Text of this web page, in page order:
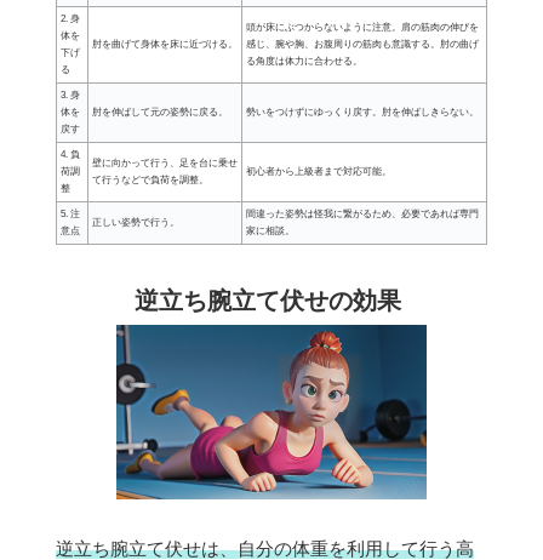
2. 身
体を
下げ
る
肘を曲げて身体を床に近づける。
頭が床にぶつからないように注意。肩の筋肉の伸びを
感じ、腕や胸、お腹周りの筋肉も意識する。肘の曲げ
る角度は体力に合わせる。
3. 身
体を
戻す
肘を伸ばして元の姿勢に戻る。 勢いをつけずにゆっくり戻す。肘を伸ばしきらない。
4. 負
荷調
整
壁に向かって行う、足を台に乗せ
て行うなどで負荷を調整。
初心者から上級者まで対応可能。
5. 注
意点
正しい姿勢で行う。
間違った姿勢は怪我に繋がるため、必要であれば専門
家に相談。
逆立ち腕立て伏せの効果
逆立ち腕立て伏せは、自分の体重を利用して行う高